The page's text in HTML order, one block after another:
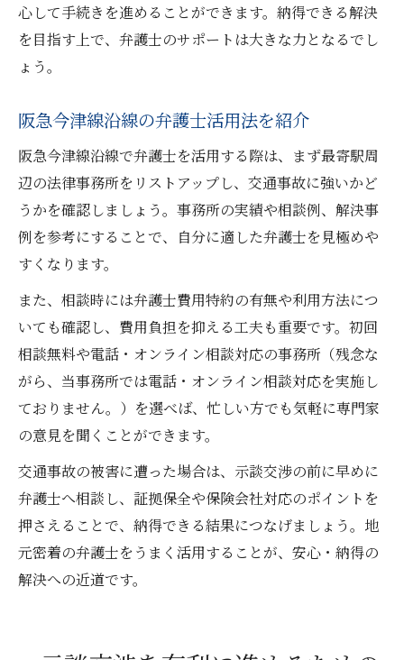
心して手続きを進めることができます。納得できる解決
を目指す上で、弁護士のサポートは大きな力となるでし
ょう。
阪急今津線沿線の弁護士活用法を紹介
阪急今津線沿線で弁護士を活用する際は、まず最寄駅周
辺の法律事務所をリストアップし、交通事故に強いかど
うかを確認しましょう。事務所の実績や相談例、解決事
例を参考にすることで、自分に適した弁護士を見極めや
すくなります。
また、相談時には弁護士費用特約の有無や利用方法につ
いても確認し、費用負担を抑える工夫も重要です。初回
相談無料や電話・オンライン相談対応の事務所（残念な
がら、当事務所では電話・オンライン相談対応を実施し
ておりません。）を選べば、忙しい方でも気軽に専門家
の意見を聞くことができます。
交通事故の被害に遭った場合は、示談交渉の前に早めに
弁護士へ相談し、証拠保全や保険会社対応のポイントを
押さえることで、納得できる結果につなげましょう。地
元密着の弁護士をうまく活用することが、安心・納得の
解決への近道です。